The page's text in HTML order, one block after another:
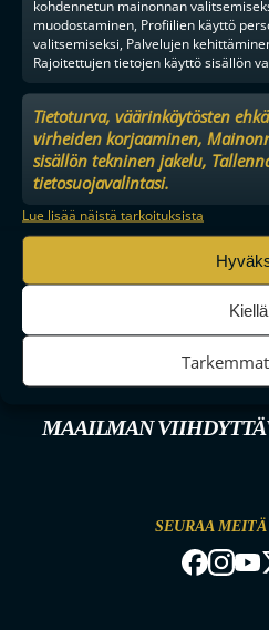
kohdennetun mainonnan
muodostaminen, Profiilien käyttö
valitsemiseksi, Palvelujen
Rajoitettujen tietojen käyttö sisällön
Tietoturva, väärinkäytösten
virheiden korjaaminen,
sisällön tekninen jakelu,
tietosuojavalintasi.
Lue lisää näistä tarkoituksista
Kiellä
MAAILMAN
SEURAA MEITÄ